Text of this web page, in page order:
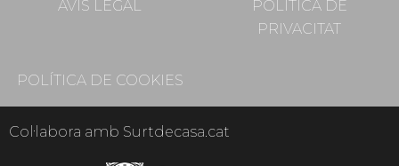
AVÍS LEGAL
POLÍTICA DE
PRIVACITAT
POLÍTICA DE COOKIES
Col·labora amb Surtdecasa.cat